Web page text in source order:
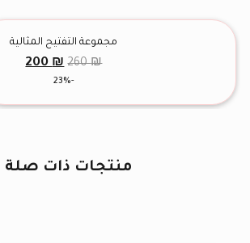
مجموعة التفتيح المثالية
260₪
السعر
الأصلي
260 ₪.
200₪
200 ₪.
-23%
منتجات ذات صلة